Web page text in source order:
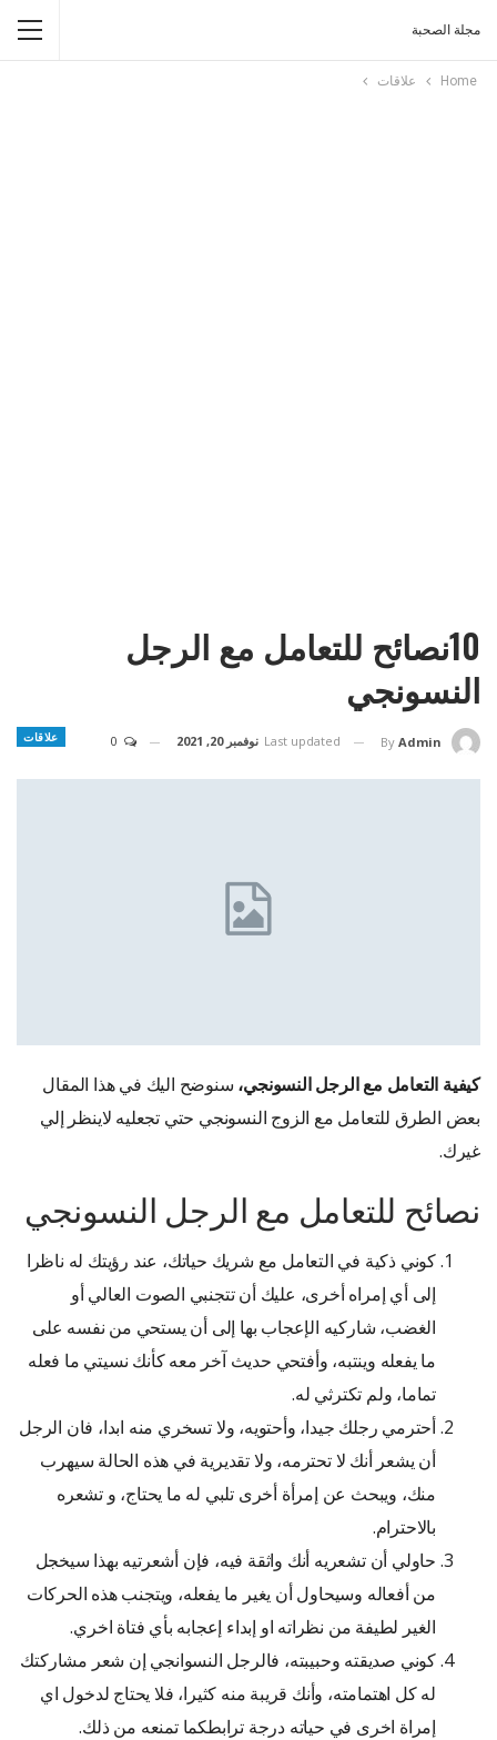
مجلة الصحبة
Home علاقات
10نصائح للتعامل مع الرجل
النسونجي
علاقات By Admin
Last updated نوفمبر 20, 2021
كيفية التعامل مع الرجل النسونجي، سنوضح اليك في هذا المقال
بعض الطرق للتعامل مع الزوج النسونجي حتي تجعليه لاينظر إلي
غيرك.
نصائح للتعامل مع الرجل النسونجي
كوني ذكية في التعامل مع شريك حياتك، عند رؤيتك له ناظرا
إلى أي إمراه أخرى، عليك أن تتجنبي الصوت العالي أو
الغضب، شاركيه الإعجاب بها إلى أن يستحي من نفسه على
ما يفعله وينتبه، وأفتحي حديث آخر معه كأنك نسيتي ما فعله
تماما، ولم تكترثي له.
أحترمي رجلك جيدا، وأحتويه، ولا تسخري منه ابدا، فان الرجل
أن يشعر أنك لا تحترمه، ولا تقديرية في هذه الحالة سيهرب
منك، ويبحث عن إمرأة أخرى تلبي له ما يحتاج، و تشعره
بالاحترام.
حاولي أن تشعريه أنك واثقة فيه، فإن أشعرتيه بهذا سيخجل
من أفعاله وسيحاول أن يغير ما يفعله، ويتجنب هذه الحركات
الغير لطيفة من نظراته او إبداء إعجابه بأي فتاة اخري.
كوني صديقته وحبيبته، فالرجل النسوانجي إن شعر مشاركتك
له كل اهتمامته، وأنك قريبة منه كثيرا، فلا يحتاج لدخول اي
إمراة اخرى في حياته درجة ترابطكما تمنعه من ذلك.